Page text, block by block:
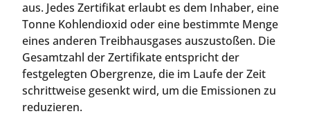
aus. Jedes Zertifikat erlaubt es dem Inhaber, eine
Tonne Kohlendioxid oder eine bestimmte Menge
eines anderen Treibhausgases auszustoßen. Die
Gesamtzahl der Zertifikate entspricht der
festgelegten Obergrenze, die im Laufe der Zeit
schrittweise gesenkt wird, um die Emissionen zu
reduzieren.